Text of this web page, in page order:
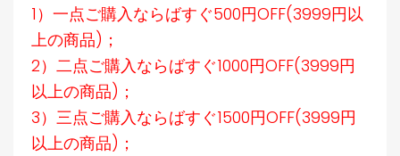
1）一点ご購入ならばすぐ500円OFF(3999円以
上の商品)；
2）二点ご購入ならばすぐ1000円OFF(3999円
以上の商品)；
3）三点ご購入ならばすぐ1500円OFF(3999円
以上の商品)；